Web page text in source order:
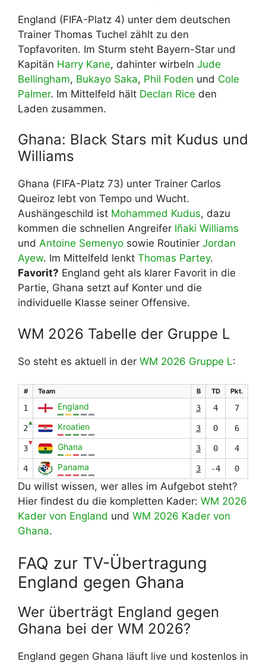
England (FIFA-Platz 4) unter dem deutschen
Trainer Thomas Tuchel zählt zu den
Topfavoriten. Im Sturm steht Bayern-Star und
Kapitän Harry Kane, dahinter wirbeln Jude
Bellingham, Bukayo Saka, Phil Foden und Cole
Palmer. Im Mittelfeld hält Declan Rice den
Laden zusammen.
Ghana: Black Stars mit Kudus und
Williams
Ghana (FIFA-Platz 73) unter Trainer Carlos
Queiroz lebt von Tempo und Wucht.
Aushängeschild ist Mohammed Kudus, dazu
kommen die schnellen Angreifer Iñaki Williams
und Antoine Semenyo sowie Routinier Jordan
Ayew. Im Mittelfeld lenkt Thomas Partey.
Favorit? England geht als klarer Favorit in die
Partie, Ghana setzt auf Konter und die
individuelle Klasse seiner Offensive.
WM 2026 Tabelle der Gruppe L
So steht es aktuell in der WM 2026 Gruppe L:
# Team B TD Pkt.
1 England 3 4 7
2
▲ Kroatien 3 0 6
3
▼ Ghana 3 0 4
4 Panama 3 -4 0
Du willst wissen, wer alles im Aufgebot steht?
Hier findest du die kompletten Kader: WM 2026
Kader von England und WM 2026 Kader von
Ghana.
FAQ zur TV-Übertragung
England gegen Ghana
Wer überträgt England gegen
Ghana bei der WM 2026?
England gegen Ghana läuft live und kostenlos in